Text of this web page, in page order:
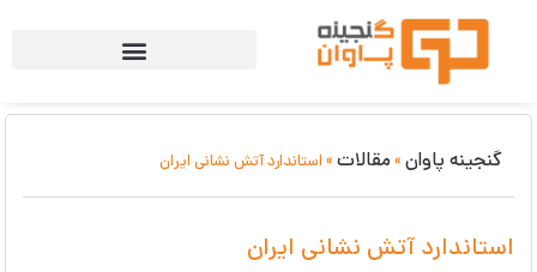
گنجینه پاوان» مقالات» استاندارد آتش نشانی ایران
استاندارد آتش نشانی ایران